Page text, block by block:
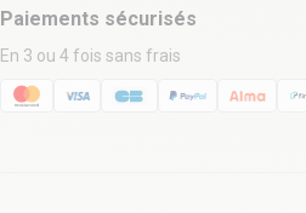
Paiements sécurisés
En 3 ou 4 fois sans frais